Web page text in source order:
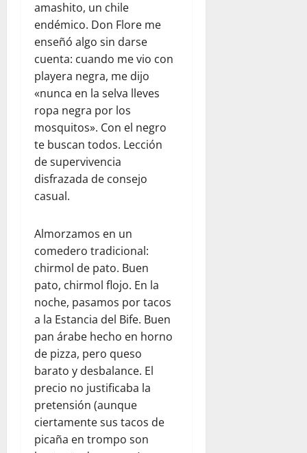
amashito, un chile
endémico. Don Flore me
enseñó algo sin darse
cuenta: cuando me vio con
playera negra, me dijo
«nunca en la selva lleves
ropa negra por los
mosquitos». Con el negro
te buscan todos. Lección
de supervivencia
disfrazada de consejo
casual.
Almorzamos en un
comedero tradicional:
chirmol de pato. Buen
pato, chirmol flojo. En la
noche, pasamos por tacos
a la Estancia del Bife. Buen
pan árabe hecho en horno
de pizza, pero queso
barato y desbalance. El
precio no justificaba la
pretensión (aunque
ciertamente sus tacos de
picaña en trompo son